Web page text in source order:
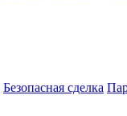
Безопасная сделка